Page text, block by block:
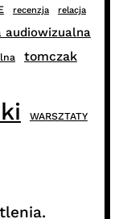
recenzja relacja
audiowizualna
tomczak
WARSZTATY